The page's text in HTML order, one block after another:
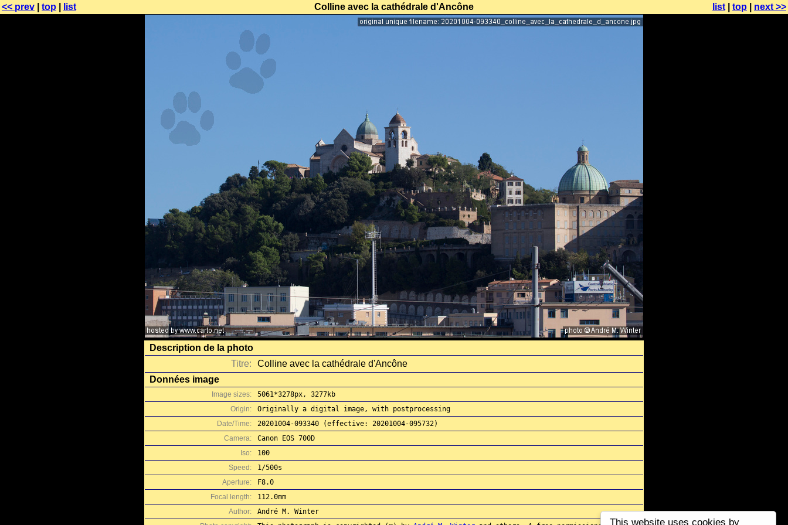
This website uses cookies by
<< prev top list Colline avec la cathédrale d'Ancône list top next >>
Description de la photo
Titre:
Colline avec la cathédrale d'Ancône
Données image
Image sizes:
5061*3278px, 3277kb
Origin:
Originally a digital image, with postprocessing
Date/Time:
20201004-093340 (effective: 20201004-095732)
Camera:
Canon EOS 700D
Iso:
100
Speed:
1/500s
Aperture:
F8.0
Focal length:
112.0mm
Author:
André M. Winter